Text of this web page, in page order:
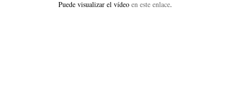
Puede visualizar el vídeo en este enlace.